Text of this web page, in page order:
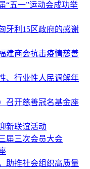
“五一”运动会成功举
牙利15区政府的感谢
商会抗击疫情慈善
、行业性人民调解年
召开慈善冠名基金座
新联谊活动
届三次会员大会
助推社会组织高质量